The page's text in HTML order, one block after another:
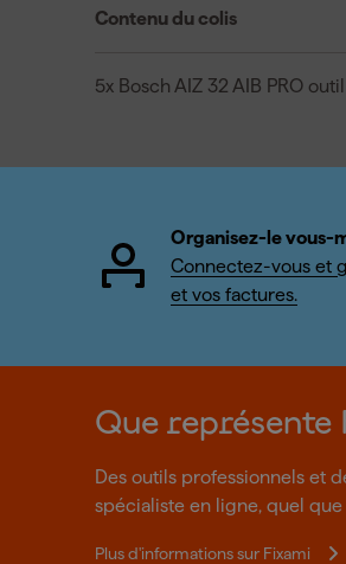
Contenu du colis
5x Bosch AIZ 32 AIB PRO
Organisez-le vous-
Connectez-vous et
et vos factures.
Que représente
Des outils professionnels et
spécialiste en ligne, quel
Plus d'informations sur Fixami